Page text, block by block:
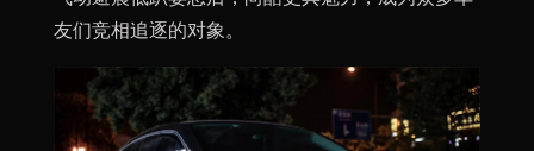
友们竞相追逐的对象。